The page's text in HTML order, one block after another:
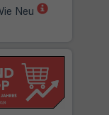
Neu
(öffnet
Tab)